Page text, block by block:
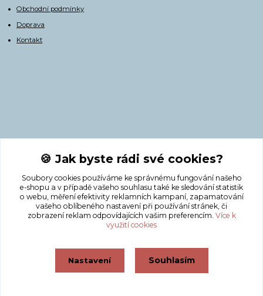
Obchodní podmínky
Doprava
Kontakt
Kontakty
+420 775 308 750
info@masnicak.cz
🍪 Jak byste rádi své cookies?
Soubory cookies používáme ke správnému fungování našeho
e-shopu a v případě vašeho souhlasu také ke sledování statistik
o webu, měření efektivity reklamních kampaní, zapamatování
vašeho oblíbeného nastavení při používání stránek, či
zobrazení reklam odpovídajících vašim preferencím. Více k
využití cookies
Nastavení Souhlasím